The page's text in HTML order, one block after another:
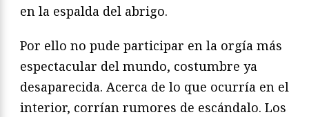
en la espalda del abrigo.
Por ello no pude participar en la orgía más
espectacular del mundo, costumbre ya
desaparecida. Acerca de lo que ocurría en el
interior, corrían rumores de escándalo. Los